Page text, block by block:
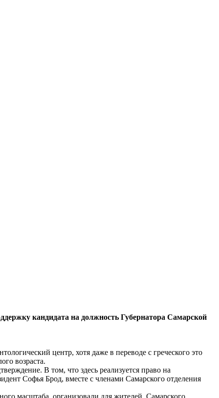
кандидата на должность Губернатора Самарской
центр, хотя даже в переводе с греческого это
возраста.
В том, что здесь реализуется право на
Софья Брод, вместе с членами Самарского отделения